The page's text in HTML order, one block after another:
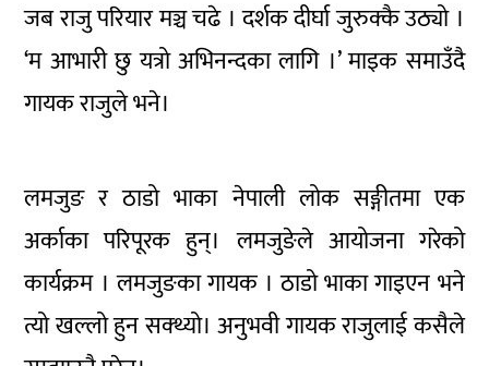
जब राजु परियार मञ्च चढे । दर्शक दीर्घा जुरुक्कै उठ्यो ।
‘म आभारी छु यत्रो अभिनन्दका लागि ।’ माइक समाउँदै
गायक राजुले भने।
लमजुङ र ठाडो भाका नेपाली लोक सङ्गीतमा एक
अर्काका परिपूरक हुन्। लमजुङेले आयोजना गरेको
कार्यक्रम । लमजुङका गायक । ठाडो भाका गाइएन भने
त्यो खल्लो हुन सक्थ्यो। अनुभवी गायक राजुलाई कसैले